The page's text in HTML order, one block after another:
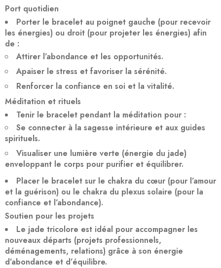
Port quotidien
Porter le bracelet au poignet gauche (pour recevoir
les énergies) ou droit (pour projeter les énergies) afin
de :
Attirer l’abondance et les opportunités.
Apaiser le stress et favoriser la sérénité.
Renforcer la confiance en soi et la vitalité.
Méditation et rituels
Tenir le bracelet pendant la méditation pour :
Se connecter à la sagesse intérieure et aux guides
spirituels.
Visualiser une lumière verte (énergie du jade)
enveloppant le corps pour purifier et équilibrer.
Placer le bracelet sur le chakra du cœur (pour l’amour
et la guérison) ou le chakra du plexus solaire (pour la
confiance et l’abondance).
Soutien pour les projets
Le jade tricolore est idéal pour accompagner les
nouveaux départs (projets professionnels,
déménagements, relations) grâce à son énergie
d’abondance et d’équilibre.